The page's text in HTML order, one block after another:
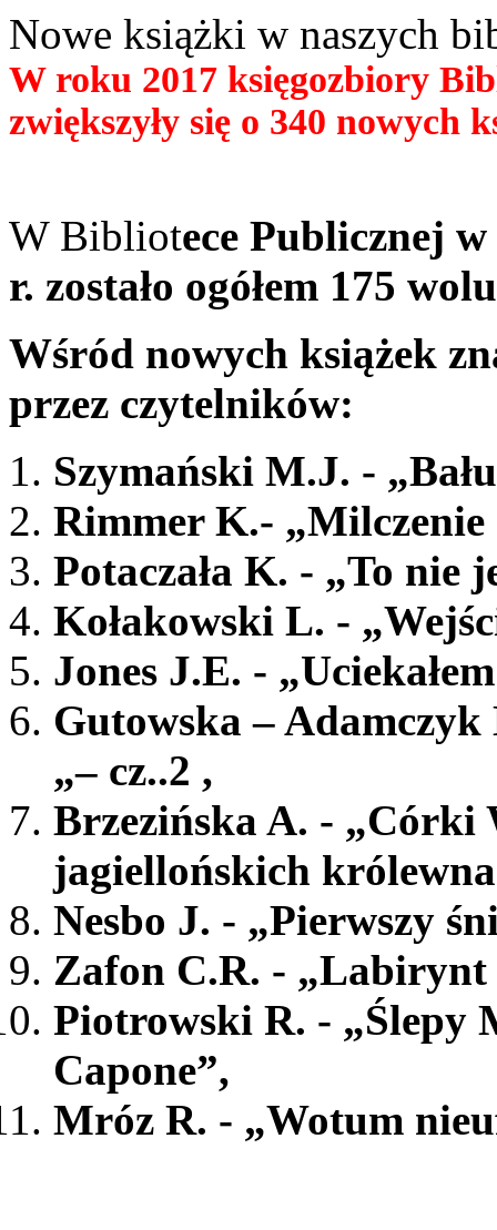
Nowe książki w naszych
W roku 2017 księgozbiory
zwiększyły się o 340 nowych
W Bibliotece Publicznej
r. zostało ogółem 175
Wśród nowych książek
przez czytelników:
Szymański M.J. -
Rimmer K.-
Potaczała K. - „To nie
Kołakowski L. -
Jones J.E. -
Gutowska –
„– cz..2 ,
Brzezińska A. - „Córki
jagiellońskich
Nesbo J. - „Pierwszy
Zafon C.R. - „Labirynt
Piotrowski R. - „Ślepy
Capone”,
Mróz R. - „Wotum